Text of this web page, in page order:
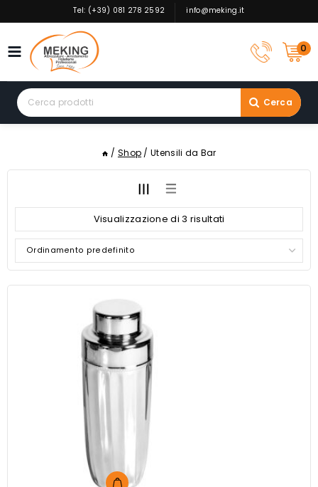
to
Tel: (+39) 081 278 2592 info@meking.it
0
Search
for:
Cerca
/ Shop / Utensili da Bar
Visualizzazione di 3 risultati